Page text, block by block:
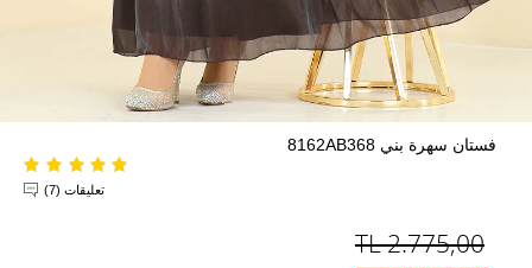
فستان سهرة بني 8162AB368
تعليقات (7)
2.775,00
TL